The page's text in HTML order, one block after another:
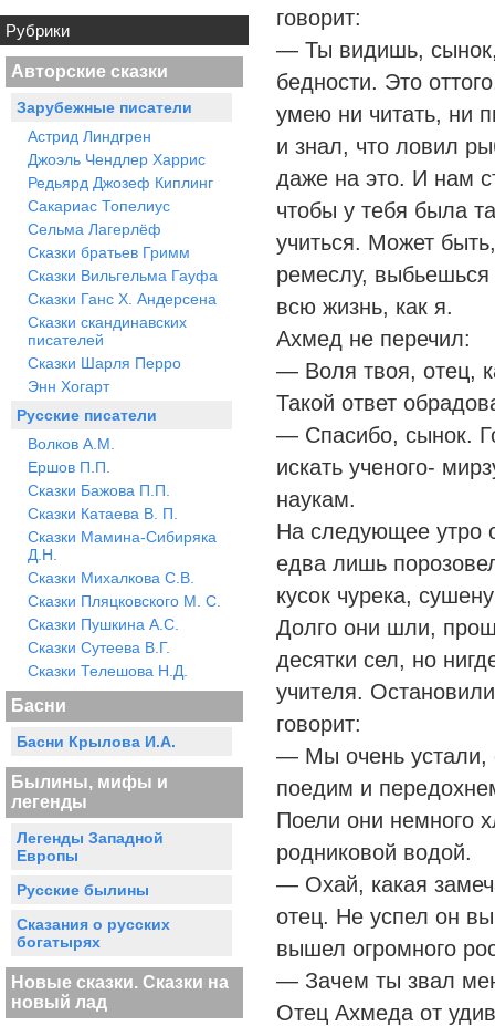
Рубрики
Авторские сказки
Зарубежные писатели
Астрид Линдгрен
Джоэль Чендлер Харрис
Редьярд Джозеф Киплинг
Сакариас Топелиус
Сельма Лагерлёф
Сказки братьев Гримм
Сказки Вильгельма Гауфа
Сказки Ганс Х. Андерсена
Сказки скандинавских
писателей
Сказки Шарля Перро
Энн Хогарт
Русские писатели
Волков А.М.
Ершов П.П.
Сказки Бажова П.П.
Сказки Катаева В. П.
Сказки Мамина-Сибиряка
Д.Н.
Сказки Михалкова С.В.
Сказки Пляцковского М. С.
Сказки Пушкина А.С.
Сказки Сутеева В.Г.
Сказки Телешова Н.Д.
Басни
Басни Крылова И.А.
Былины, мифы и
легенды
Легенды Западной
Европы
Русские былины
Сказания о русских
богатырях
Новые сказки. Сказки на
новый лад
говорит:
— Ты видишь,
бедности. Это
умею ни читать, ни
и знал, что ловил
даже на это. И нам
чтобы у тебя была
учиться. Может
ремеслу,
всю жизнь, как я.
Ахмед не перечил:
— Воля твоя, отец,
Такой ответ
— Спасибо, сынок.
искать ученого-
наукам.
На следующее утро
едва лишь
кусок чурека,
Долго они шли,
десятки сел, но
учителя.
говорит:
— Мы очень устали,
поедим и
Поели они немного
родниковой водой.
— Охай, какая
отец. Не успел он
вышел огромного
— Зачем ты звал
Отец Ахмеда от